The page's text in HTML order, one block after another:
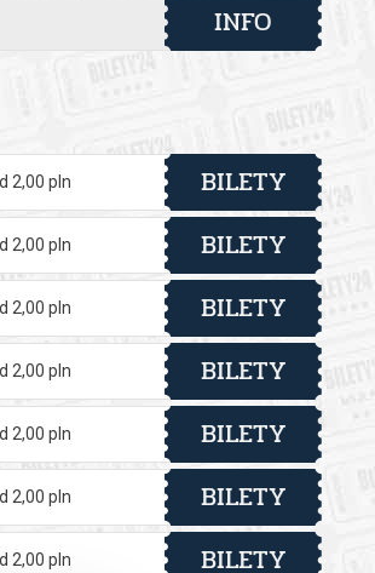
i dokumentu tożsamości),
lub legitymacji osoby
Na każde 10 płatnych biletów
INFO
2,00 pln BILETY
2,00 pln BILETY
2,00 pln BILETY
2,00 pln BILETY
2,00 pln BILETY
2,00 pln BILETY
2,00 pln BILETY